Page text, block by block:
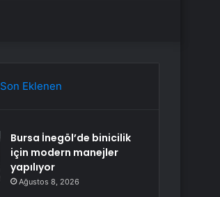
Son Eklenen
Bursa İnegöl’de binicilik
için modern manejler
yapılıyor
Ağustos 8, 2026